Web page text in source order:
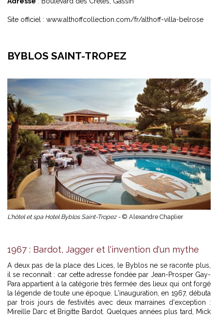
Site officiel : www.althoffcollection.com/fr/althoff-villa-belrose
BYBLOS SAINT-TROPEZ
L'hôtel et spa Hotel Byblos Saint-Tropez - © Alexandre Chaplier
1967 : Bardot, Jagger et l'invention d'un mythe
A deux pas de la place des Lices, le Byblos ne se raconte plus,
il se reconnaît : car cette adresse fondée par Jean-Prosper Gay-
Para appartient à la catégorie très fermée des lieux qui ont forgé
la légende de toute une époque. L'inauguration, en 1967, débuta
par trois jours de festivités avec deux marraines d'exception :
Mireille Darc et Brigitte Bardot. Quelques années plus tard, Mick